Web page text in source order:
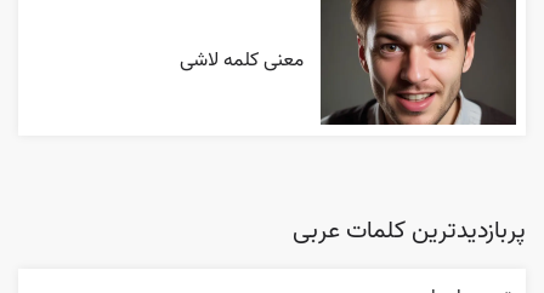
معنی کلمه لاشی
پربازدیدترین کلمات عربی